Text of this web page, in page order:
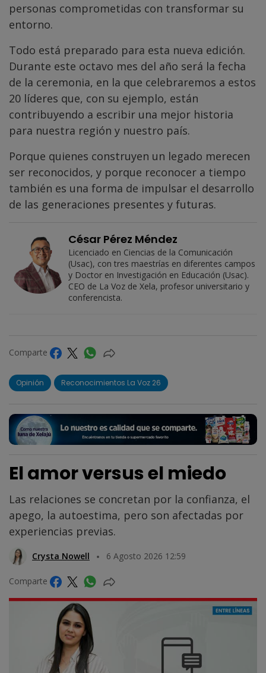
personas comprometidas con transformar su
entorno.
Todo está preparado para esta nueva edición.
Durante este octavo mes del año será la fecha
de la ceremonia, en la que celebraremos a estos
20 líderes que, con su ejemplo, están
contribuyendo a escribir una mejor historia
para nuestra región y nuestro país.
Porque quienes construyen un legado merecen
ser reconocidos, y porque reconocer a tiempo
también es una forma de impulsar el desarrollo
de las generaciones presentes y futuras.
César Pérez Méndez
Licenciado en Ciencias de la Comunicación
(Usac), con tres maestrías en diferentes campos
y Doctor en Investigación en Educación (Usac).
CEO de La Voz de Xela, profesor universitario y
conferencista.
Comparte
Opinión Reconocimientos La Voz 26
El amor versus el miedo
Las relaciones se concretan por la confianza, el
apego, la autoestima, pero son afectadas por
experiencias previas.
Crysta Nowell 6 Agosto 2026 12:59
Comparte